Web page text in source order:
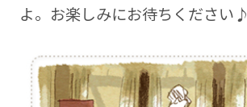
よ。お楽しみにお待ちください♪